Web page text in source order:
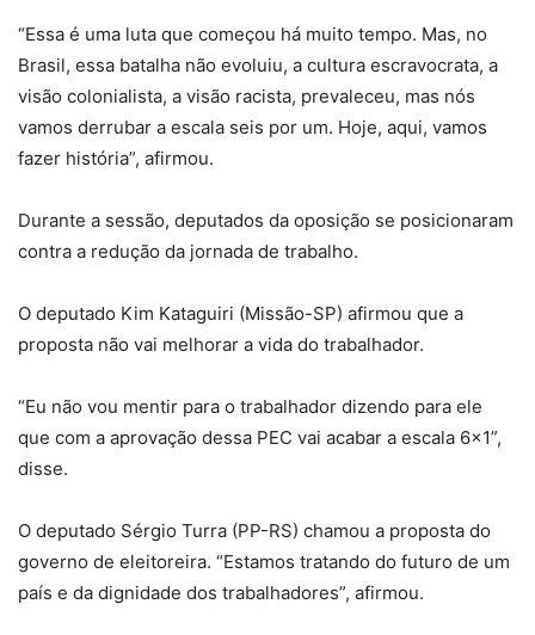
“Essa é uma luta que começou há muito tempo. Mas, no
Brasil, essa batalha não evoluiu, a cultura escravocrata, a
visão colonialista, a visão racista, prevaleceu, mas nós
vamos derrubar a escala seis por um. Hoje, aqui, vamos
fazer história”, afirmou.
Durante a sessão, deputados da oposição se posicionaram
contra a redução da jornada de trabalho.
O deputado Kim Kataguiri (Missão-SP) afirmou que a
proposta não vai melhorar a vida do trabalhador.
“Eu não vou mentir para o trabalhador dizendo para ele
que com a aprovação dessa PEC vai acabar a escala 6×1”,
disse.
O deputado Sérgio Turra (PP-RS) chamou a proposta do
governo de eleitoreira. “Estamos tratando do futuro de um
país e da dignidade dos trabalhadores”, afirmou.